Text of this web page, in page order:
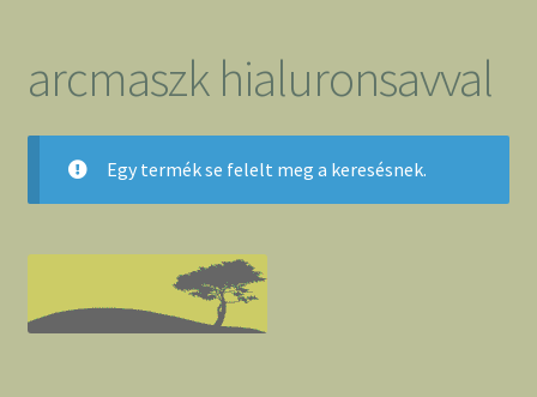
arcmaszk hialuronsavval
Egy termék se felelt meg a keresésnek.